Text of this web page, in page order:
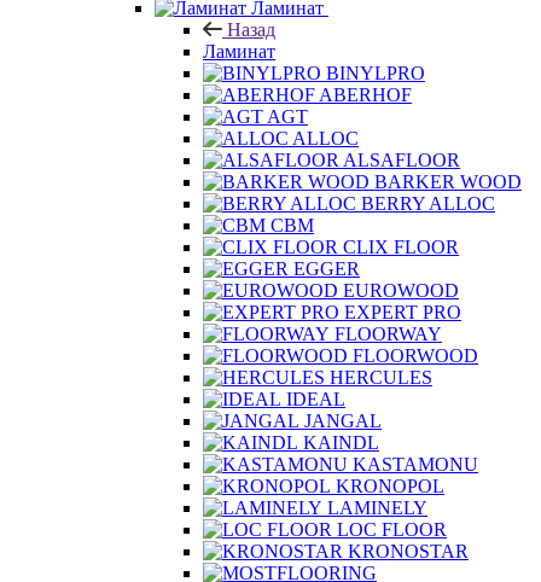
Ламинат
Назад
Ламинат
BINYLPRO
ABERHOF
AGT
ALLOC
ALSAFLOOR
BARKER WOOD
BERRY ALLOC
CBM
CLIX FLOOR
EGGER
EUROWOOD
EXPERT PRO
FLOORWAY
FLOORWOOD
HERCULES
IDEAL
JANGAL
KAINDL
KASTAMONU
KRONOPOL
LAMINELY
LOC FLOOR
KRONOSTAR